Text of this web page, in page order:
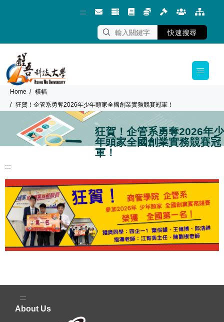
跳到主要內容區塊
:::
快速搜尋
Home
橫幅
狂賀！企管系勇奪2026年少年頭家全國創業實務競賽冠軍！
狂賀！企管系勇奪2026年少
年頭家全國創業實務競賽冠
軍！
:::
:::
About Us